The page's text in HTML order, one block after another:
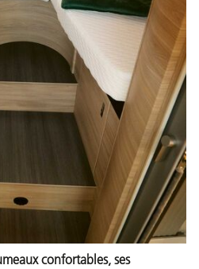
confortables, ses